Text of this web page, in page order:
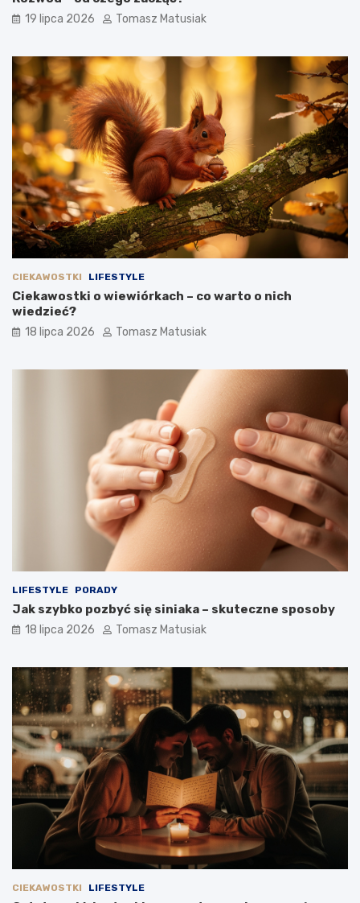
19 lipca 2026 Tomasz Matusiak
CIEKAWOSTKI LIFESTYLE
Ciekawostki o wiewiórkach – co warto o nich
wiedzieć?
18 lipca 2026 Tomasz Matusiak
LIFESTYLE PORADY
Jak szybko pozbyć się siniaka – skuteczne sposoby
18 lipca 2026 Tomasz Matusiak
CIEKAWOSTKI LIFESTYLE